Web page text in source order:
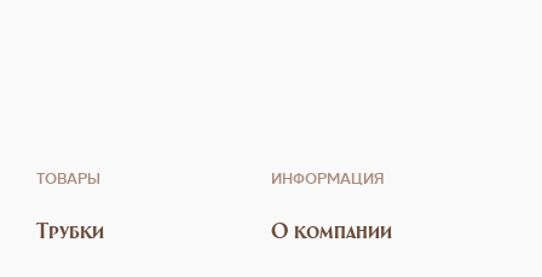
ТОВАРЫ
Трубки
ИНФОРМАЦИЯ
О компании